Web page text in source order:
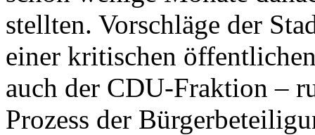
stellten. Vorschläge der
einer kritischen
auch der CDU-Fraktion –
Prozess der